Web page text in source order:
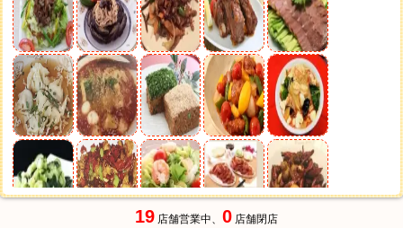
19店舗営業中、 0店舗閉店